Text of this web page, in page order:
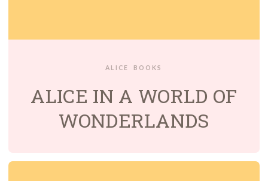
ALICE BOOKS
ALICE IN A WORLD OF
WONDERLANDS